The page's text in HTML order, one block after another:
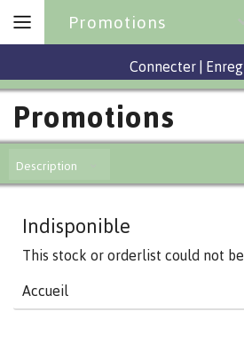
Promotions
Connecter
Promotions
Description
Indisponible
This stock or orderlist could not
Accueil